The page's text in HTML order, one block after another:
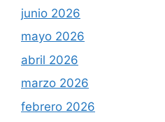
junio 2026
mayo 2026
abril 2026
marzo 2026
febrero 2026